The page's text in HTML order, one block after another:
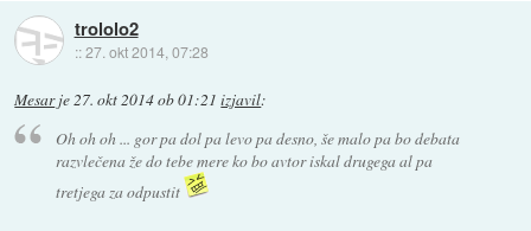
trololo2
::27. okt 2014, 07:28
Mesarje27. okt 2014 ob 01:21 izjavil:
Oh oh oh ... gor pa dol pa levo pa desno, še malo pa bo debata
razvlečena že do tebe mere ko bo avtor iskal drugega al pa
tretjega za odpustit